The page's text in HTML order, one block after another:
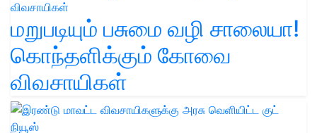
மறுபடியும் பசுமை வழி சாலையா!
கொந்தளிக்கும் கோவை
விவசாயிகள்